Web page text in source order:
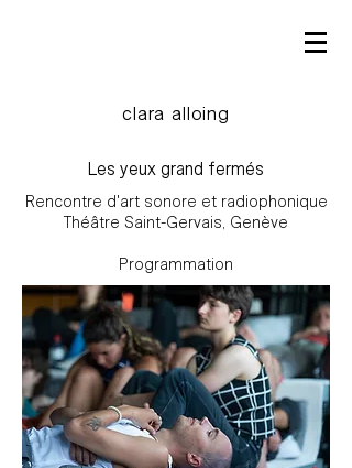
clara alloing
Les yeux grand fermés
Rencontre d'art sonore et radiophonique
Théâtre Saint-Gervais, Genève
Programmation